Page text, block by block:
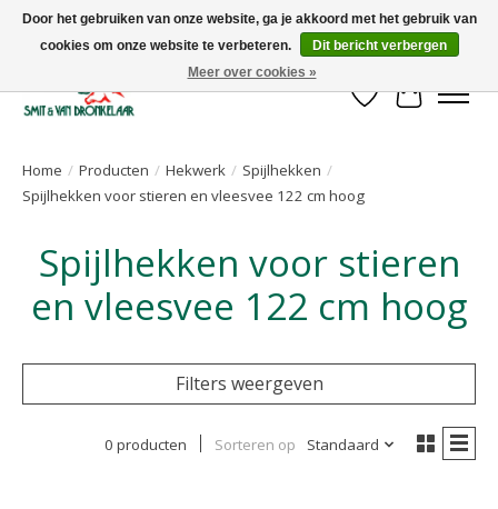
Uw leverancier voor stalinrichtingen en het opruwen van betonvloeren!
Verlanglijst
Home / Producten / Hekwerk / Spijlhekken /
Spijlhekken voor stieren en vleesvee 122 cm hoog
Spijlhekken voor stieren
en vleesvee 122 cm hoog
Filters weergeven
0 producten Sorteren op Standaard
Door het gebruiken van onze website, ga je akkoord met het gebruik van
cookies om onze website te verbeteren.
Dit bericht verbergen
Meer over cookies »